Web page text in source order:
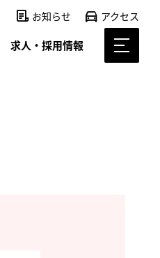
お知らせ アクセス
求人・採用情報